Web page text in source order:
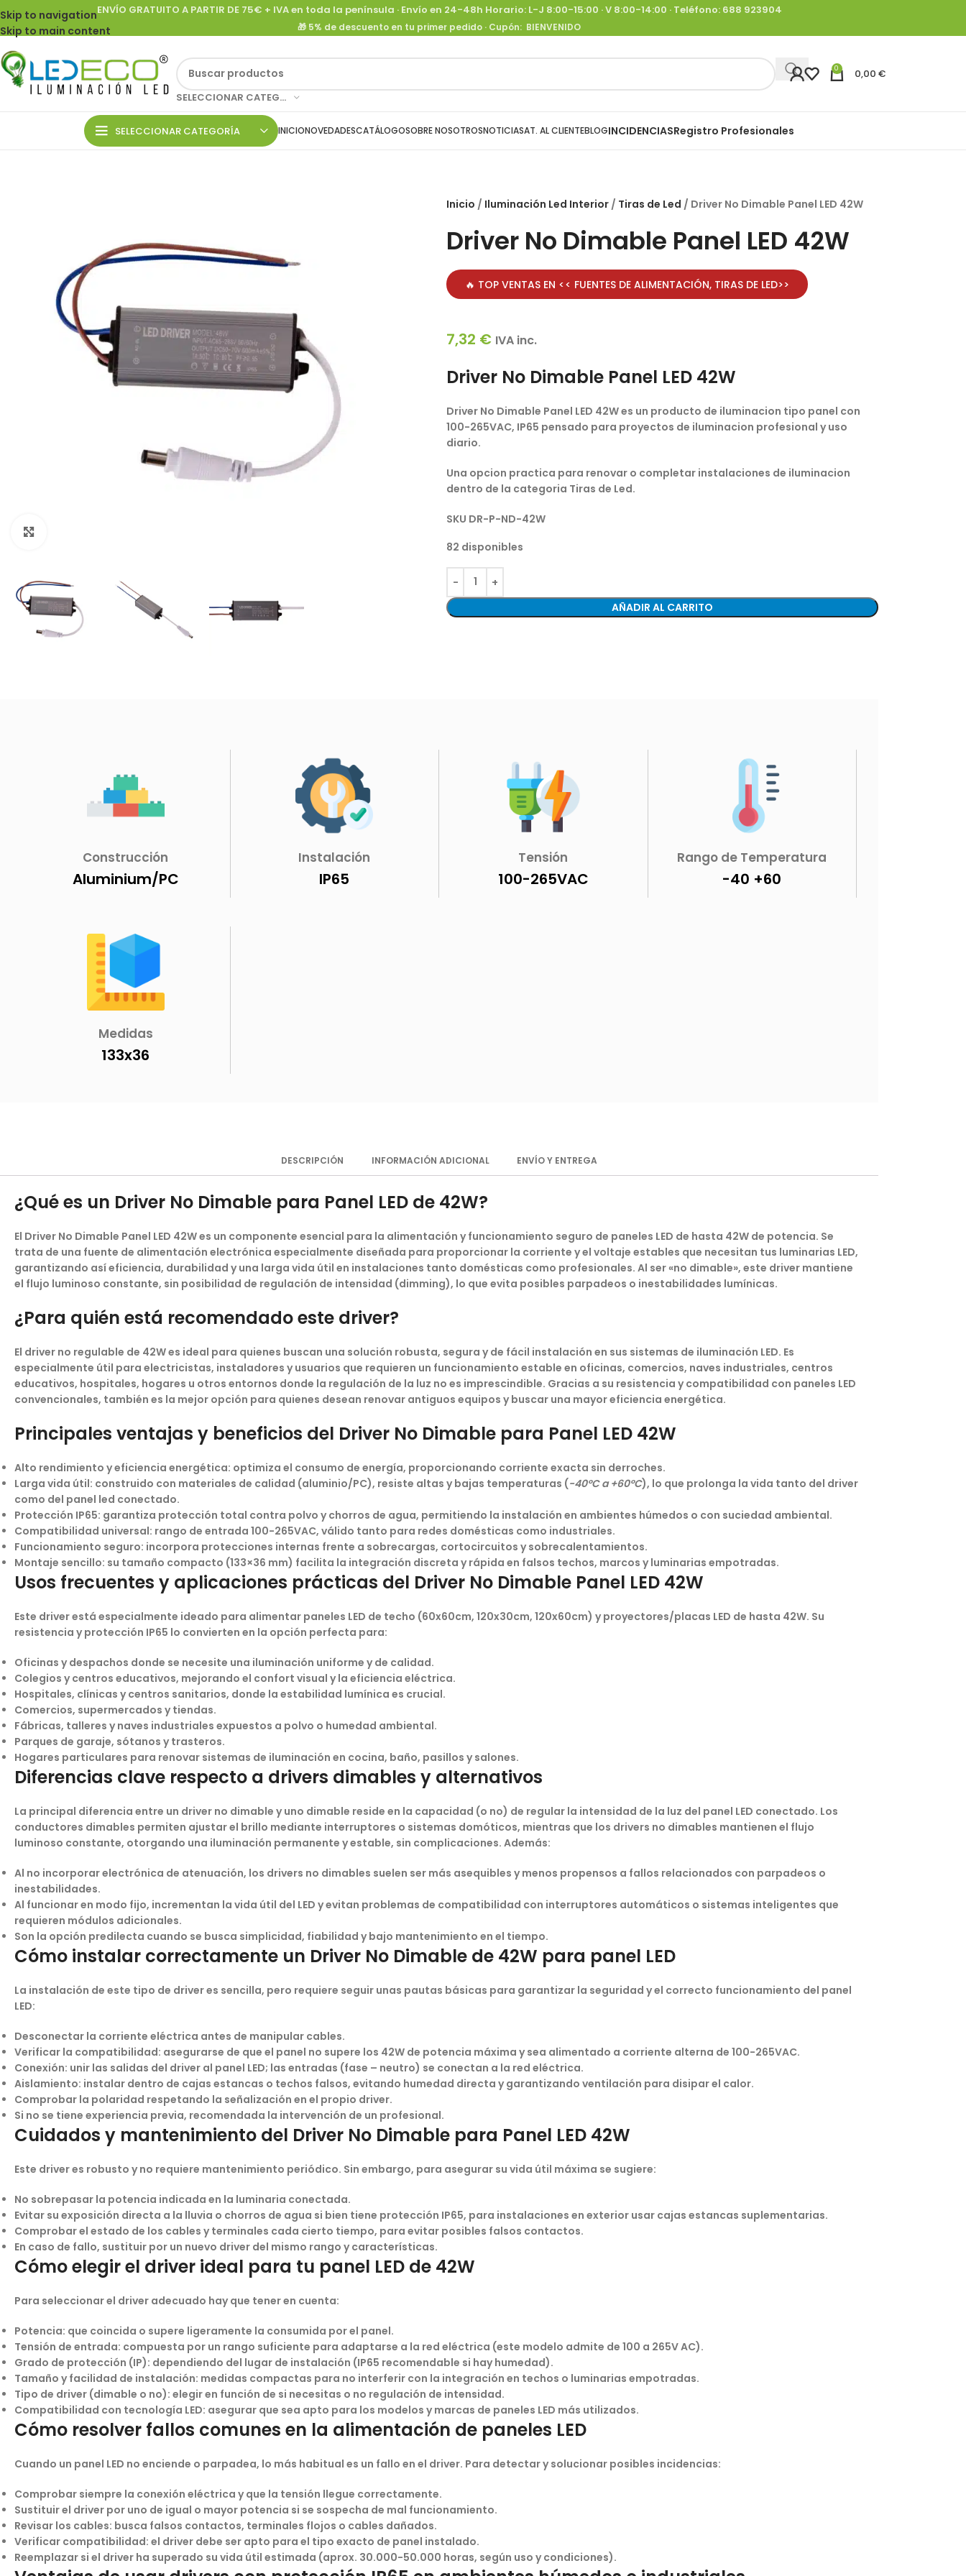
Skip to navigation
Skip to main content
ENVÍO GRATUITO A PARTIR DE 75€ + IVA en toda la península · Envío en 24-48h Horario: L-J 8:00-15:00 · V 8:00-14:00 · Teléfono: 688 923904
🎁 5% de descuento en tu primer pedido · Cupón: BIENVENIDO
SELECCIONAR CATEGORÍA
0 0,00 €
SELECCIONAR CATEGORÍA INICIONOVEDADESCATÁLOGOSOBRE NOSOTROSNOTICIASAT. AL CLIENTEBLOGINCIDENCIASRegistro Profesionales
Inicio Iluminación Led Interior Tiras de Led Driver No Dimable Panel LED 42W
Driver No Dimable Panel LED 42W
🔥 TOP VENTAS EN << FUENTES DE ALIMENTACIÓN, TIRAS DE LED>>
7,32 € IVA inc.
Driver No Dimable Panel LED 42W
Driver No Dimable Panel LED 42W es un producto de iluminacion tipo panel con
100-265VAC, IP65 pensado para proyectos de iluminacion profesional y uso
diario.
Una opcion practica para renovar o completar instalaciones de iluminacion
dentro de la categoria Tiras de Led.
SKU DR-P-ND-42W
82 disponibles
AÑADIR AL CARRITO
Construcción
Aluminium/PC
Instalación
IP65
Tensión
100-265VAC
Rango de Temperatura
-40 +60
Medidas
133x36
DESCRIPCIÓN INFORMACIÓN ADICIONAL ENVÍO Y ENTREGA
¿Qué es un Driver No Dimable para Panel LED de 42W?
El Driver No Dimable Panel LED 42Wes un componente esencial para la alimentación y funcionamiento seguro de paneles LED de hasta 42W de potencia. Se
trata de una fuente de alimentación electrónica especialmente diseñada para proporcionar la corriente y el voltaje estables que necesitan tus luminarias LED,
garantizando así eficiencia, durabilidad y una larga vida útil en instalaciones tanto domésticas como profesionales. Al ser «no dimable», este driver mantiene
el flujo luminoso constante, sin posibilidad de regulación de intensidad (dimming), lo que evita posibles parpadeos o inestabilidades lumínicas.
¿Para quién está recomendado este driver?
El driver no regulable de 42W es ideal para quienes buscan una solución robusta, segura y de fácil instalación en sus sistemas de iluminación LED. Es
especialmente útil para electricistas, instaladores y usuarios que requieren un funcionamiento estable en oficinas, comercios, naves industriales, centros
educativos, hospitales, hogares u otros entornos donde la regulación de la luz no es imprescindible. Gracias a su resistencia y compatibilidad con paneles LED
convencionales, también es la mejor opción para quienes desean renovar antiguos equipos y buscar una mayor eficiencia energética.
Principales ventajas y beneficios del Driver No Dimable para Panel LED 42W
Alto rendimiento y eficiencia energética: optimiza el consumo de energía, proporcionando corriente exacta sin derroches.
Larga vida útil: construido con materiales de calidad (aluminio/PC), resiste altas y bajas temperaturas (-40ºC a +60ºC), lo que prolonga la vida tanto del driver
como del panel led conectado.
Protección IP65: garantiza protección total contra polvo y chorros de agua, permitiendo la instalación en ambientes húmedos o con suciedad ambiental.
Compatibilidad universal: rango de entrada 100-265VAC, válido tanto para redes domésticas como industriales.
Funcionamiento seguro: incorpora protecciones internas frente a sobrecargas, cortocircuitos y sobrecalentamientos.
Montaje sencillo: su tamaño compacto (133×36 mm) facilita la integración discreta y rápida en falsos techos, marcos y luminarias empotradas.
Usos frecuentes y aplicaciones prácticas del Driver No Dimable Panel LED 42W
Este driver está especialmente ideado para alimentar paneles LED de techo (60x60cm, 120x30cm, 120x60cm) y proyectores/placas LED de hasta 42W. Su
resistencia y protección IP65 lo convierten en la opción perfecta para:
Oficinas y despachos donde se necesite una iluminación uniforme y de calidad.
Colegios y centros educativos, mejorando el confort visual y la eficiencia eléctrica.
Hospitales, clínicas y centros sanitarios, donde la estabilidad lumínica es crucial.
Comercios, supermercados y tiendas.
Fábricas, talleres y naves industriales expuestos a polvo o humedad ambiental.
Parques de garaje, sótanos y trasteros.
Hogares particulares para renovar sistemas de iluminación en cocina, baño, pasillos y salones.
Diferencias clave respecto a drivers dimables y alternativos
La principal diferencia entre un driver no dimable y uno dimable reside en la capacidad (o no) de regular la intensidad de la luz del panel LED conectado. Los
conductores dimables permiten ajustar el brillo mediante interruptores o sistemas domóticos, mientras que los drivers no dimables mantienen el flujo
luminoso constante, otorgando una iluminación permanente y estable, sin complicaciones. Además:
Al no incorporar electrónica de atenuación, los drivers no dimables suelen ser más asequibles y menos propensos a fallos relacionados con parpadeos o
inestabilidades.
Al funcionar en modo fijo, incrementan la vida útil del LED y evitan problemas de compatibilidad con interruptores automáticos o sistemas inteligentes que
requieren módulos adicionales.
Son la opción predilecta cuando se busca simplicidad, fiabilidad y bajo mantenimiento en el tiempo.
Cómo instalar correctamente un Driver No Dimable de 42W para panel LED
La instalación de este tipo de driver es sencilla, pero requiere seguir unas pautas básicas para garantizar la seguridad y el correcto funcionamiento del panel
LED:
Desconectar la corriente eléctrica antes de manipular cables.
Verificar la compatibilidad: asegurarse de que el panel no supere los 42W de potencia máxima y sea alimentado a corriente alterna de 100-265VAC.
Conexión: unir las salidas del driver al panel LED; las entradas (fase – neutro) se conectan a la red eléctrica.
Aislamiento: instalar dentro de cajas estancas o techos falsos, evitando humedad directa y garantizando ventilación para disipar el calor.
Comprobar la polaridad respetando la señalización en el propio driver.
Si no se tiene experiencia previa, recomendada la intervención de un profesional.
Cuidados y mantenimiento del Driver No Dimable para Panel LED 42W
Este driver es robusto y no requiere mantenimiento periódico. Sin embargo, para asegurar su vida útil máxima se sugiere:
No sobrepasar la potencia indicada en la luminaria conectada.
Evitar su exposición directa a la lluvia o chorros de agua si bien tiene protección IP65, para instalaciones en exterior usar cajas estancas suplementarias.
Comprobar el estado de los cables y terminales cada cierto tiempo, para evitar posibles falsos contactos.
En caso de fallo, sustituir por un nuevo driver del mismo rango y características.
Cómo elegir el driver ideal para tu panel LED de 42W
Para seleccionar el driver adecuado hay que tener en cuenta:
Potencia: que coincida o supere ligeramente la consumida por el panel.
Tensión de entrada: compuesta por un rango suficiente para adaptarse a la red eléctrica (este modelo admite de 100 a 265V AC).
Grado de protección (IP): dependiendo del lugar de instalación (IP65 recomendable si hay humedad).
Tamaño y facilidad de instalación: medidas compactas para no interferir con la integración en techos o luminarias empotradas.
Tipo de driver (dimable o no): elegir en función de si necesitas o no regulación de intensidad.
Compatibilidad con tecnología LED: asegurar que sea apto para los modelos y marcas de paneles LED más utilizados.
Cómo resolver fallos comunes en la alimentación de paneles LED
Cuando un panel LED no enciende o parpadea, lo más habitual es un fallo en el driver. Para detectar y solucionar posibles incidencias:
Comprobar siempre la conexión eléctrica y que la tensión llegue correctamente.
Sustituir el driver por uno de igual o mayor potencia si se sospecha de mal funcionamiento.
Revisar los cables: busca falsos contactos, terminales flojos o cables dañados.
Verificar compatibilidad: el driver debe ser apto para el tipo exacto de panel instalado.
Reemplazar si el driver ha superado su vida útil estimada (aprox. 30.000-50.000 horas, según uso y condiciones).